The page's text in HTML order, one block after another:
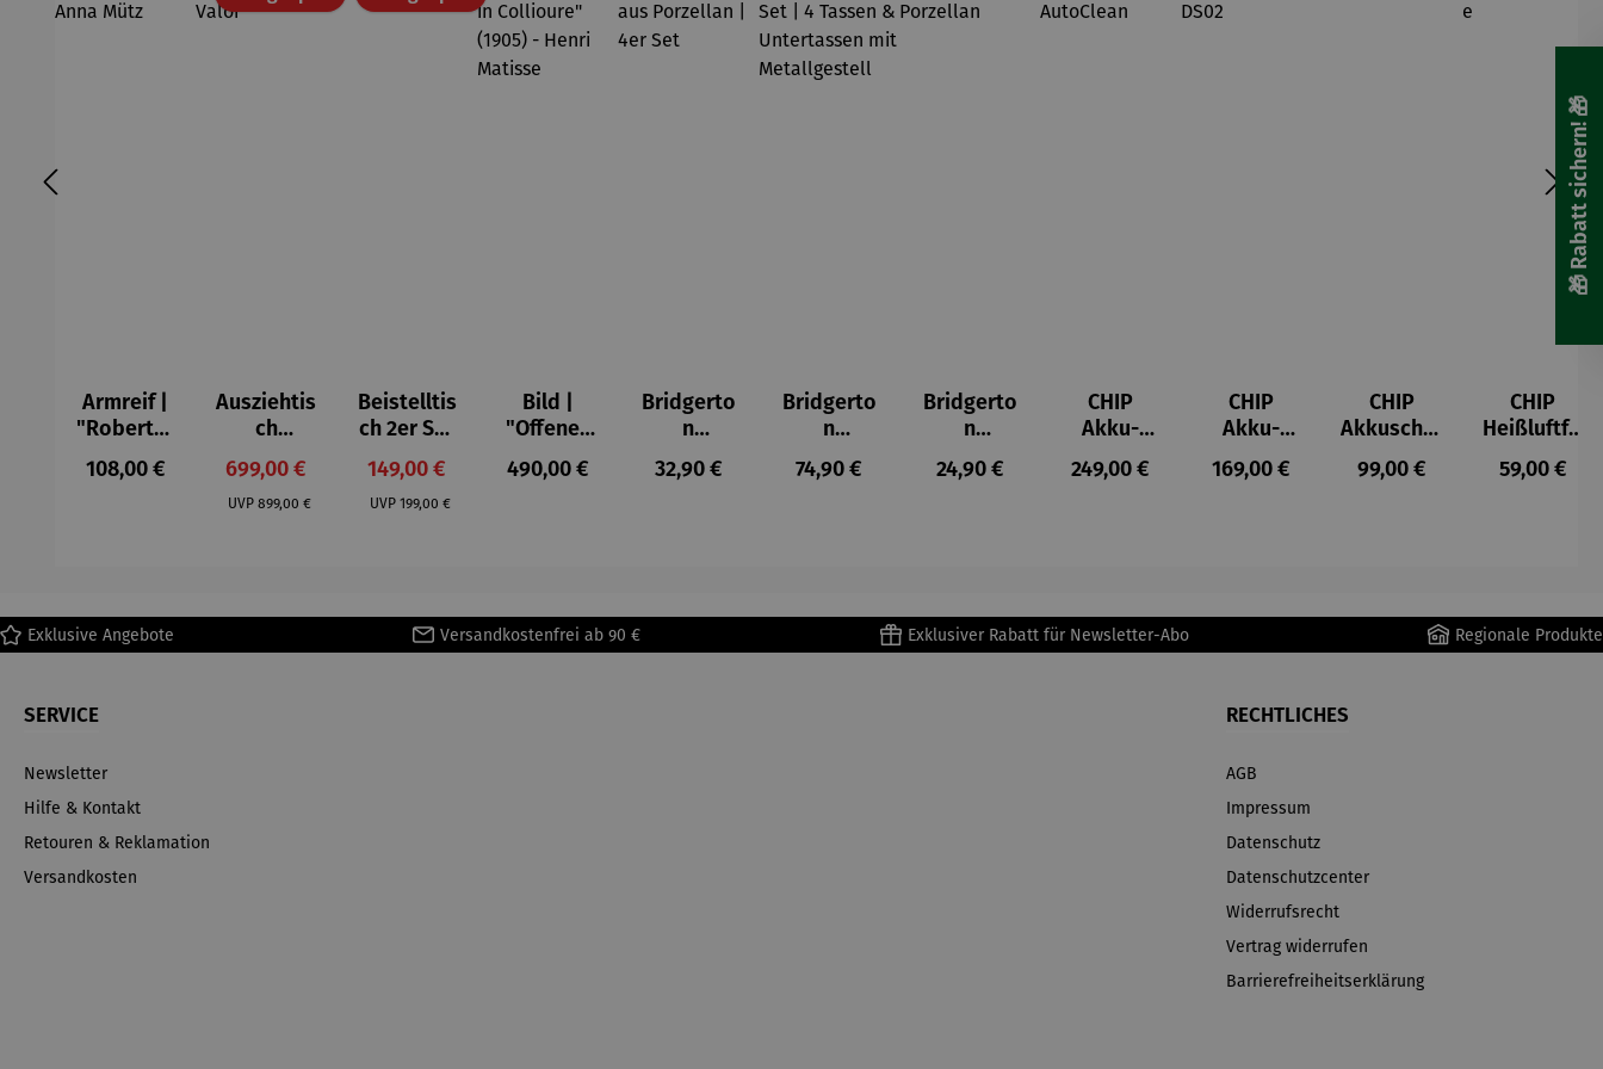
Armreif |
"Roberta"
– Anna
Mütz
Regulärer Preis:
108,00 €
Ausziehtis
ch
Aluminium
– Valor
Verkaufspreis:
699,00 €
UVP Regulärer Preis:
899,00 €
Beistelltis
ch 2er Set
– Dalias
Verkaufspreis:
149,00 €
UVP Regulärer Preis:
199,00 €
Bild |
"Offenes
Fenster in
Collioure"
Regulärer Preis:
490,00 €
Bridgerto
n
Espresso
becher
Regulärer Preis:
32,90 €
Bridgerto
n
Espressot
assen Set
Metallges
Regulärer Preis:
74,90 €
Bridgerto
n
Zuckerdo
se aus
Regulärer Preis:
24,90 €
CHIP
Akku-
Staubsau
ger
Regulärer Preis:
249,00 €
CHIP
Akku-
Staubsau
ger DS02
Regulärer Preis:
169,00 €
CHIP
Akkuschra
uber
Regulärer Preis:
99,00 €
CHIP
Heißluftfri
tteuse
Regulärer
59,00 €
Exklusive Angebote Versandkostenfrei ab 90 € Exklusiver Rabatt für Newsletter-Abo Regionale Produkte
SERVICE
Newsletter
Hilfe & Kontakt
Retouren & Reklamation
Versandkosten
RECHTLICHES
AGB
Impressum
Datenschutz
Datenschutzcenter
Widerrufsrecht
Vertrag widerrufen
Barrierefreiheitserklärung
🎁 Rabatt sichern! 🎁